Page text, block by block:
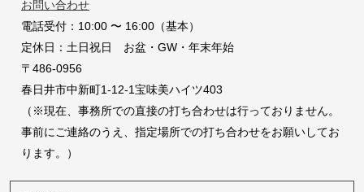
お問い合わせ
電話受付：10:00 〜 16:00（基本）
定休日：土日祝日 お盆・GW・年末年始
〒486-0956
春日井市中新町1-12-1宝味美ハイツ403
（※現在、事務所での直接の打ち合わせは行っておりません。
事前にご連絡のうえ、指定場所での打ち合わせをお願いしてお
ります。）